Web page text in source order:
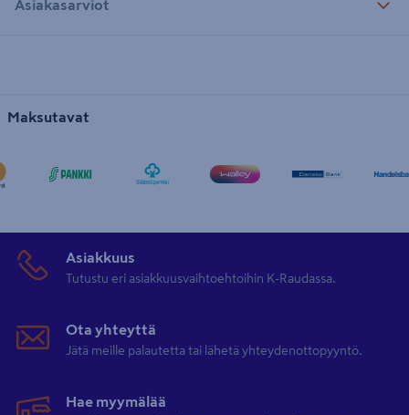
Asiakasarviot
Maksutavat
Asiakkuus
Tutustu eri asiakkuusvaihtoehtoihin K-Raudassa.
Ota yhteyttä
Jätä meille palautetta tai lähetä yhteydenottopyyntö.
Hae myymälää